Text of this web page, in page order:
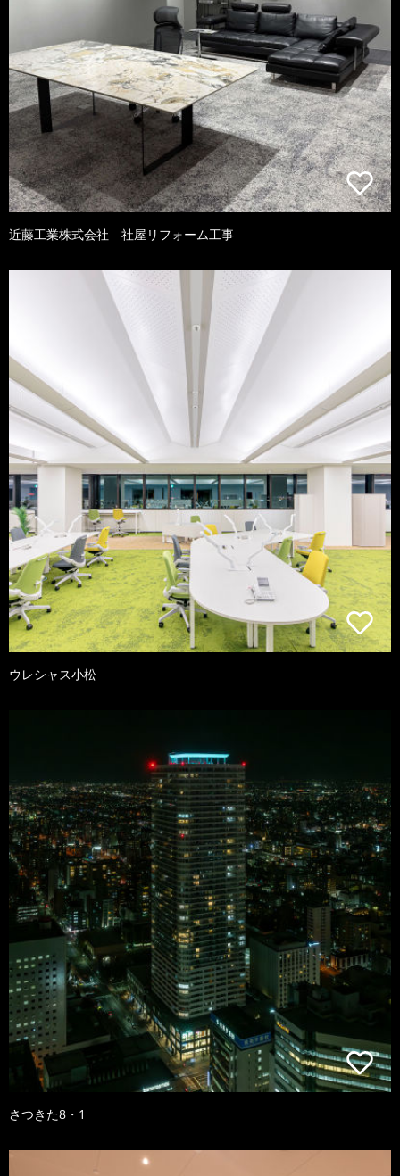
近藤工業株式会社 社屋リフォーム工事
ウレシャス小松
さつきた8・1